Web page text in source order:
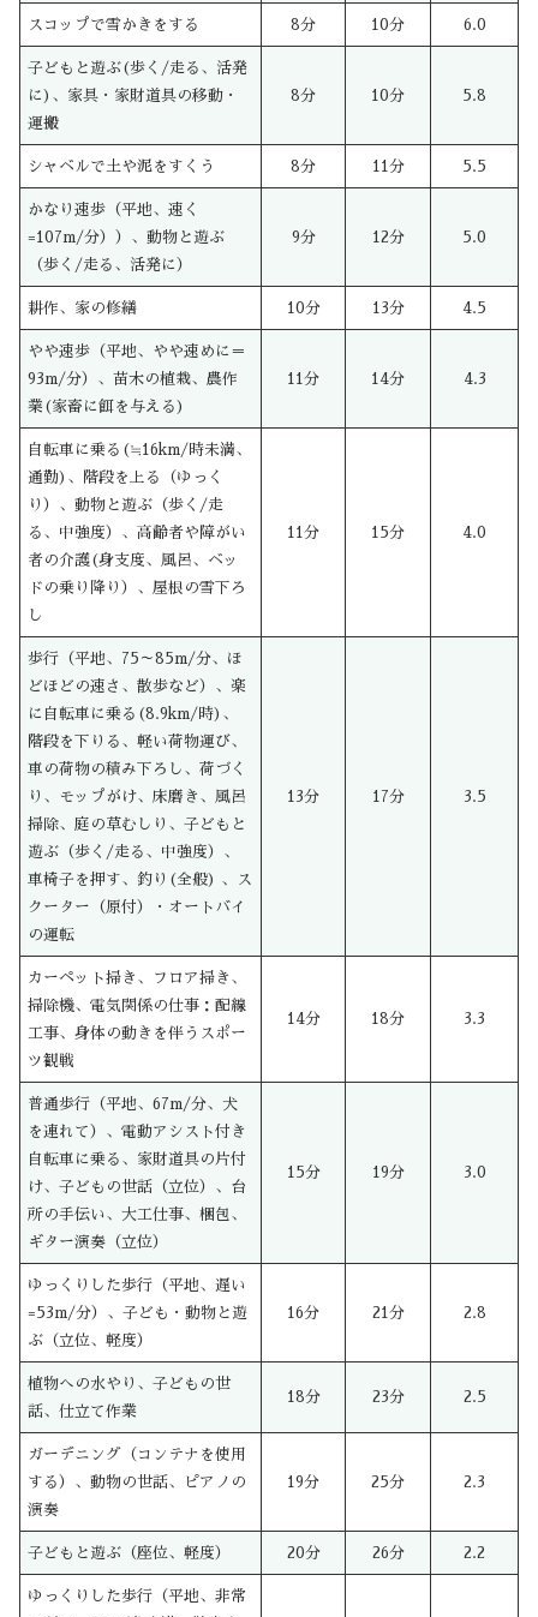
スコップで雪かきをする 8分 10分 6.0
子どもと遊ぶ(歩く/走る、活発
に)、家具・家財道具の移動・
運搬
8分 10分 5.8
シャベルで土や泥をすくう 8分 11分 5.5
かなり速歩（平地、速く
=107m/分））、動物と遊ぶ
（歩く/走る、活発に）
9分 12分 5.0
耕作、家の修繕 10分 13分 4.5
やや速歩（平地、やや速めに＝
93m/分）、苗木の植栽、農作
業(家畜に餌を与える)
11分 14分 4.3
自転車に乗る(≒16km/時未満、
通勤)、階段を上る（ゆっく
り）、動物と遊ぶ（歩く/走
る、中強度）、高齢者や障がい
者の介護(身支度、風呂、ベッ
ドの乗り降り）、屋根の雪下ろ
し
11分 15分 4.0
歩行（平地、75～85m/分、ほ
どほどの速さ、散歩など）、楽
に自転車に乗る(8.9km/時)、
階段を下りる、軽い荷物運び、
車の荷物の積み下ろし、荷づく
り、モップがけ、床磨き、風呂
掃除、庭の草むしり、子どもと
遊ぶ（歩く/走る、中強度）、
車椅子を押す、釣り(全般) 、ス
クーター（原付）・オートバイ
の運転
13分 17分 3.5
カーペット掃き、フロア掃き、
掃除機、電気関係の仕事：配線
工事、身体の動きを伴うスポー
ツ観戦
14分 18分 3.3
普通歩行（平地、67m/分、犬
を連れて）、電動アシスト付き
自転車に乗る、家財道具の片付
け、子どもの世話（立位）、台
所の手伝い、大工仕事、梱包、
ギター演奏（立位）
15分 19分 3.0
ゆっくりした歩行（平地、遅い
=53m/分）、子ども・動物と遊
ぶ（立位、軽度）
16分 21分 2.8
植物への水やり、子どもの世
話、仕立て作業
18分 23分 2.5
ガーデニング（コンテナを使用
する）、動物の世話、ピアノの
演奏
19分 25分 2.3
子どもと遊ぶ（座位、軽度） 20分 26分 2.2
ゆっくりした歩行（平地、非常